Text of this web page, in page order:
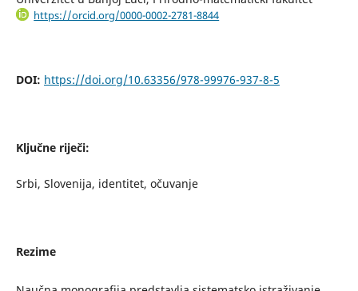
https://orcid.org/0000-0002-2781-8844
DOI: https://doi.org/10.63356/978-99976-937-8-5
Ključne riječi:
Srbi, Slovenija, identitet, očuvanje
Rezime